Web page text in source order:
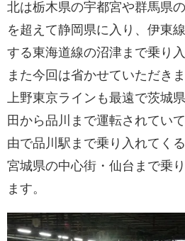
北は栃木県の宇都宮や群馬県
を超えて静岡県に入り、伊東
する東海道線の沼津まで乗り入
また今回は省かせていただき
上野東京ラインも最遠で茨城
田から品川まで運転されてい
由で品川駅まで乗り入れてく
宮城県の中心街・仙台まで乗
ます。